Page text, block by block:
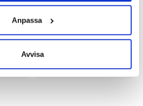
Anpassa
Avvisa
25 ml